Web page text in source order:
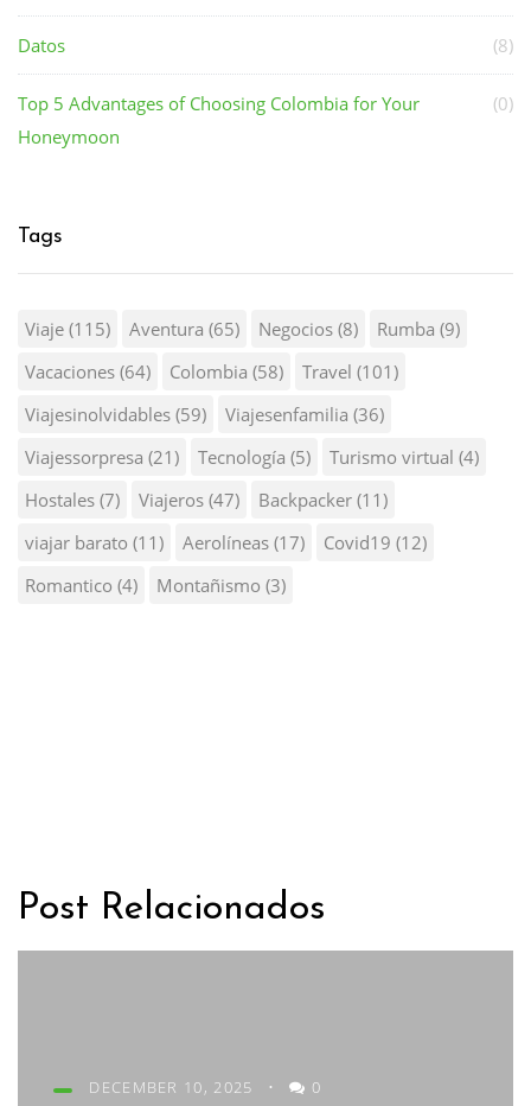
Datos (8)
Top 5 Advantages of Choosing Colombia for Your
Honeymoon
(0)
Tags
Viaje (115) Aventura (65) Negocios (8) Rumba (9)
Vacaciones (64) Colombia (58) Travel (101)
Viajesinolvidables (59) Viajesenfamilia (36)
Viajessorpresa (21) Tecnología (5) Turismo virtual (4)
Hostales (7) Viajeros (47) Backpacker (11)
viajar barato (11) Aerolíneas (17) Covid19 (12)
Romantico (4) Montañismo (3)
Post Relacionados
DECEMBER 10, 2025 • 0